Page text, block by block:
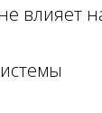
влияет